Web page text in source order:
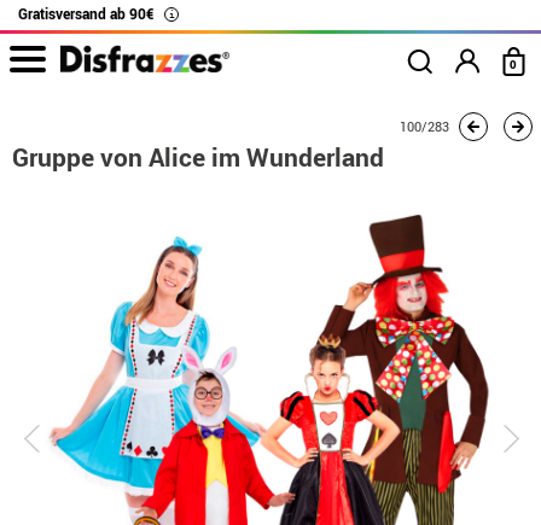
Gratisversand ab 90€ i
0
Gruppe von
100/283
Gruppe von Alice im Wunderland